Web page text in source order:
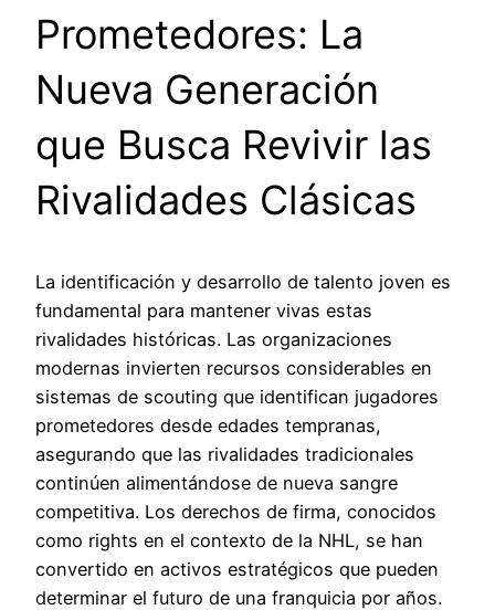
Prometedores: La
Nueva Generación
que Busca Revivir las
Rivalidades Clásicas
La identificación y desarrollo de talento joven es
fundamental para mantener vivas estas
rivalidades históricas. Las organizaciones
modernas invierten recursos considerables en
sistemas de scouting que identifican jugadores
prometedores desde edades tempranas,
asegurando que las rivalidades tradicionales
continúen alimentándose de nueva sangre
competitiva. Los derechos de firma, conocidos
como rights en el contexto de la NHL, se han
convertido en activos estratégicos que pueden
determinar el futuro de una franquicia por años.